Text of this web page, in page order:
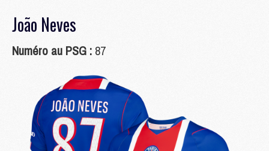
João Neves
Numéro au PSG : 87